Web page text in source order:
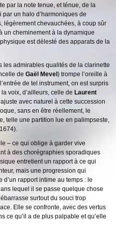
par la note tenue, et ténue, de la
par un halo d’harmoniques de
légèrement chevauchées, à coup sûr
un cheminement à la dynamique
est délesté des apparats de la
les admirables qualités de la clarinette
de Gaël Mevel ) trompe l’oreille à
de tel instrument, on est surpris
voix, d’ailleurs, celle de Laurent
avec naturel à cette succession
sans en être réellement, le
telle une partition lue en palimpseste,
– ce qui oblige à garder vive
à des chorégraphies sporadiques
entretient un rapport à ce qui
mais une progression qui
d’un rapport intime au temps : le
lequel il se passe quelque chose
surtout du souci trop
Elle se confronte, avec des vertus
ce qu’il a de plus palpable et qu’elle